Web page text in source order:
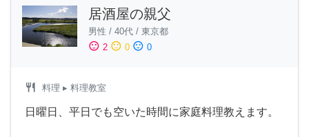
居酒屋の親父
男性 / 40代 / 東京都
sentiment_satisfied 2 sentiment_neutral 0 sentiment_dissatisfied 0
restaurant 料理 ▸ 料理教室
日曜日、平日でも空いた時間に家庭料理教えます。